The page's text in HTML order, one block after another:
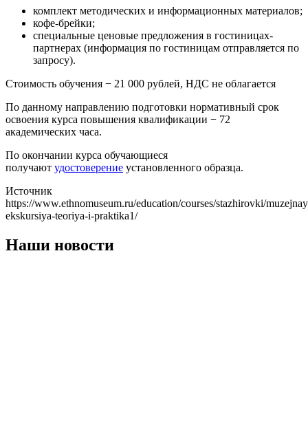
комплект методических и информационных материалов;
кофе-брейки;
специальные ценовые предложения в гостиницах-
партнерах (информация по гостиницам отправляется по
запросу).
Стоимость обучения − 21 000 рублей, НДС не облагается
По данному направлению подготовки нормативный срок
освоения курса повышения квалификации − 72
академических часа.
По окончании курса обучающиеся
получают удостоверение установленного образца.
Источник
https://www.ethnomuseum.ru/education/courses/stazhirovki/
ekskursiya-teoriya-i-praktika1/
Наши новости